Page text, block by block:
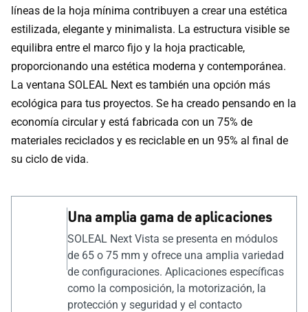
líneas de la hoja mínima contribuyen a crear una estética
estilizada, elegante y minimalista. La estructura visible se
equilibra entre el marco fijo y la hoja practicable,
proporcionando una estética moderna y contemporánea.
La ventana SOLEAL Next es también una opción más
ecológica para tus proyectos. Se ha creado pensando en la
economía circular y está fabricada con un 75% de
materiales reciclados y es reciclable en un 95% al final de
su ciclo de vida.
Una amplia gama de aplicaciones
SOLEAL Next Vista se presenta en módulos
de 65 o 75 mm y ofrece una amplia variedad
de configuraciones. Aplicaciones específicas
como la composición, la motorización, la
protección y seguridad y el contacto